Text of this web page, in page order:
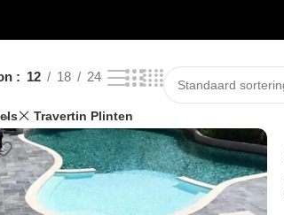
12 18 24
Travertin Plinten